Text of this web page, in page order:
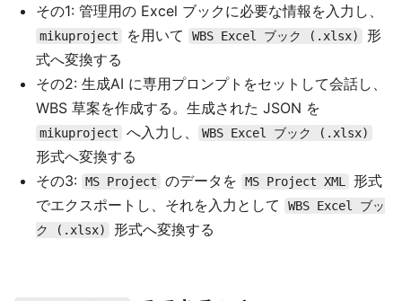
その1: 管理用の Excel ブックに必要な情報を入力し、
mikuproject を用いて WBS Excel ブック (.xlsx)
形
式へ変換する
その2: 生成AI に専用プロンプトをセットして会話し、
WBS 草案を作成する。生成された JSON を
mikuproject へ入力し、 WBS Excel ブック (.xlsx)
形式へ変換する
その3: MS Project のデータを MS Project XML
形式
でエクスポートし、それを入力として
WBS Excel ブッ
ク (.xlsx)
形式へ変換する